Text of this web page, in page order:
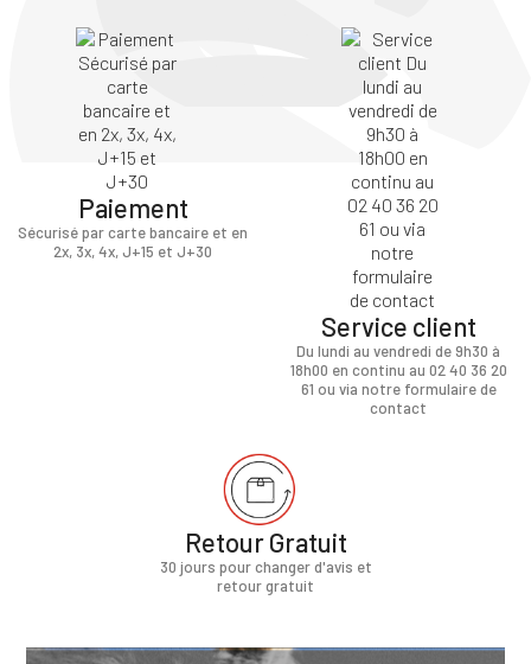
Paiement
Sécurisé par carte bancaire et en
2x, 3x, 4x, J+15 et J+30
Service client
Du lundi au vendredi de 9h30 à
18h00 en continu au 02 40 36 20
61 ou via notre formulaire de
contact
Retour Gratuit
30 jours pour changer d'avis et
retour gratuit